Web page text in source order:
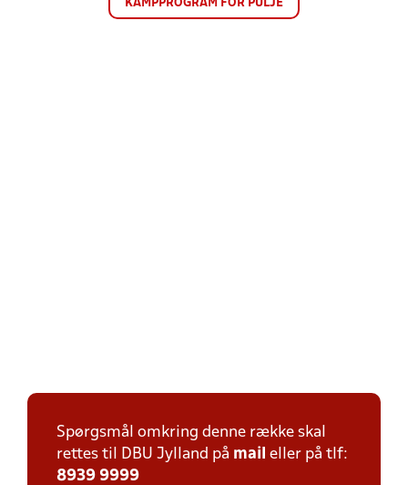
KAMPPROGRAM FOR PULJE
Spørgsmål omkring denne række skal
rettes til DBU Jylland på mail eller på tlf:
8939 9999